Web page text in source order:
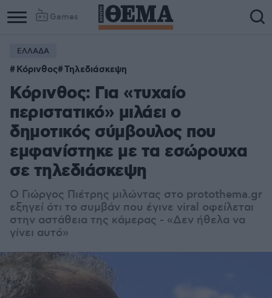
Games
ΕΛΛΑΔΑ
Κόρινθος Τηλεδιάσκεψη
Κόρινθος: Για «τυχαίο
περιστατικό» μιλάει ο
δημοτικός σύμβουλος που
εμφανίστηκε με τα εσώρουχα
σε τηλεδιάσκεψη
Ο Γιώργος Πιέτρης μιλώντας στο protothema.gr
εξηγεί ότι το συμβάν που έγινε viral οφείλεται
στην αστάθεια της κάμερας - «Δεν ήθελα να
γίνει αυτό»